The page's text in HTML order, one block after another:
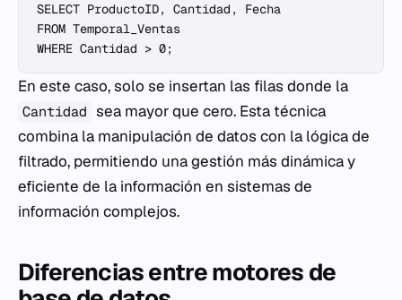
SELECT ProductoID, Cantidad, Fecha
FROM Temporal_Ventas
En este caso, solo se insertan las filas donde la
Cantidad sea mayor que cero. Esta técnica
combina la manipulación de datos con la lógica de
filtrado, permitiendo una gestión más dinámica y
eficiente de la información en sistemas de
información complejos.
Diferencias entre motores de